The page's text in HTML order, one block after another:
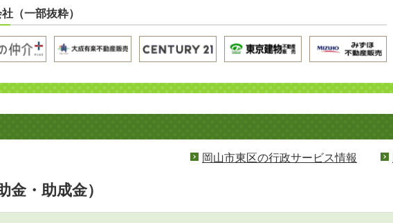
（一部抜粋）
岡山市東区の行政サービス情報
・助成金）